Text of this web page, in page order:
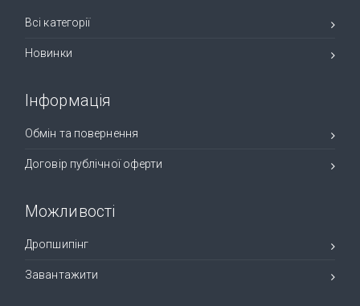
Всі категорії
Новинки
Інформація
Обмін та повернення
Договір публічної оферти
Можливості
Дропшипінг
Завантажити